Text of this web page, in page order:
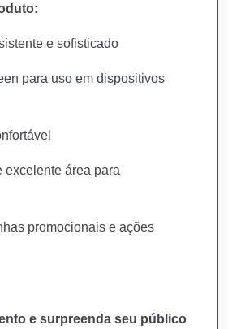
e sofisticado
para uso em dispositivos
excelente área para
promocionais e ações
e surpreenda seu público